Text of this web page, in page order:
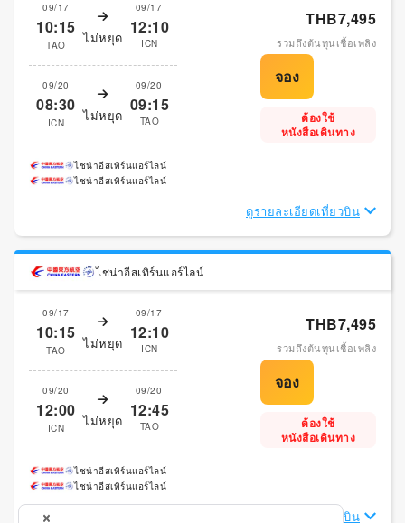
09/17
10:15
TAO ไม่หยุด
09/17
12:10
ICN
09/20
08:30
ICN ไม่หยุด
09/20
09:15
TAO
THB7,495
รวมถึงต้นทุนเชื้อเพลิง
ต้องใช้
หนังสือเดินทาง
ไชน่าอีสเทิร์นแอร์ไลน์
ไชน่าอีสเทิร์นแอร์ไลน์
ดูรายละเอียดเที่ยวบิน
ไชน่าอีสเทิร์นแอร์ไลน์
09/17
10:15
TAO ไม่หยุด
09/17
12:10
ICN
09/20
12:00
ICN ไม่หยุด
09/20
12:45
TAO
THB7,495
รวมถึงต้นทุนเชื้อเพลิง
ต้องใช้
หนังสือเดินทาง
ไชน่าอีสเทิร์นแอร์ไลน์
ไชน่าอีสเทิร์นแอร์ไลน์
ดูรายละเอียดเที่ยวบิน